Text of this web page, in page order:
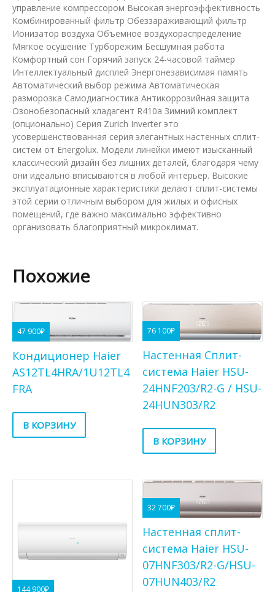
управление компрессором Высокая энергоэффективность
Комбинированный фильтр Обеззараживающий фильтр
Ионизатор воздуха Объемное воздухораспределение
Мягкое осушение Турборежим Бесшумная работа
Комфортный сон Горячий запуск 24-часовой таймер
Интеллектуальный дисплей Энергонезависимая память
Автоматический выбор режима Автоматическая
разморозка Самодиагностика Антикоррозийная защита
Озонобезопасный хладагент R410a Зимний комплект
(опционально) Серия Zurich Inverter это
усовершенствованная серия элегантных настенных сплит-
систем от Energolux. Модели линейки имеют изысканный
классический дизайн без лишних деталей, благодаря чему
они идеально вписываются в любой интерьер. Высокие
эксплуатационные характеристики делают сплит-системы
этой серии отличным выбором для жилых и офисных
помещений, где важно максимально эффективно
организовать благоприятный микроклимат.
Похожие
47 900₽
Кондиционер Haier
AS12TL4HRA/1U12TL4
FRA
В КОРЗИНУ
76 100₽
Настенная Сплит-
система Haier HSU-
24HNF203/R2-G / HSU-
24HUN303/R2
В КОРЗИНУ
144 900₽
32 700₽
Настенная сплит-
система Haier HSU-
07HNF303/R2-G/HSU-
07HUN403/R2